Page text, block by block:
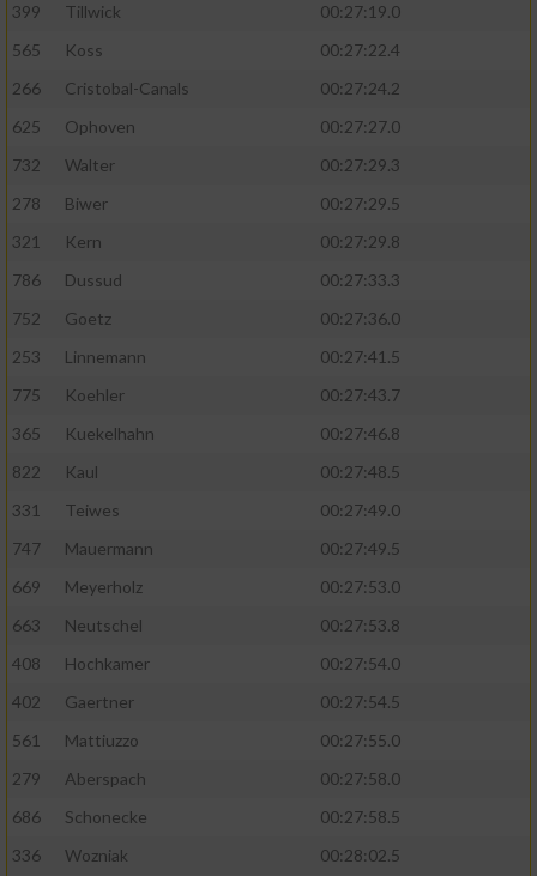
399
Tillwick
00:27:19.0
565
Koss
00:27:22.4
266
Cristobal-Canals
00:27:24.2
625
Ophoven
00:27:27.0
732
Walter
00:27:29.3
278
Biwer
00:27:29.5
321
Kern
00:27:29.8
786
Dussud
00:27:33.3
752
Goetz
00:27:36.0
253
Linnemann
00:27:41.5
775
Koehler
00:27:43.7
365
Kuekelhahn
00:27:46.8
822
Kaul
00:27:48.5
331
Teiwes
00:27:49.0
747
Mauermann
00:27:49.5
669
Meyerholz
00:27:53.0
663
Neutschel
00:27:53.8
408
Hochkamer
00:27:54.0
402
Gaertner
00:27:54.5
561
Mattiuzzo
00:27:55.0
279
Aberspach
00:27:58.0
686
Schonecke
00:27:58.5
336
Wozniak
00:28:02.5